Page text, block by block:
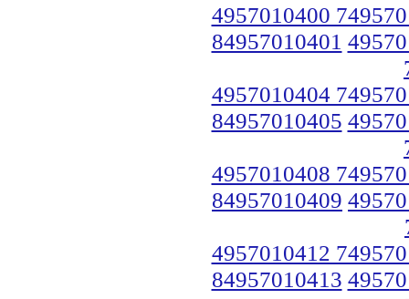
4957010400
84957010401
4957010404
84957010405
4957010408
84957010409
4957010412
84957010413